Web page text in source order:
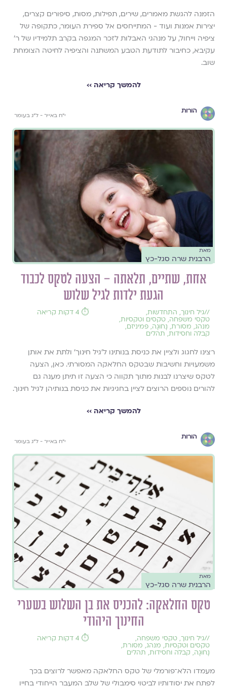
הזמנה להגשת מאמרים, שירים, תפילות, מסות, סיפורים קצרים,
יצירות אמנות ועוד - המתייחסים אל ספירת העומר, כתקופה של
ציפיה וייחול, על מנהגי האבלות לזכר המגפה בקרב תלמידיו של ר׳
עקיבא, כחיבור לתודעת הטבע המשתנה והציפיה לחיטה הצומחת
שוב.
להמשך קריאה ››
הורות
י״ח באייר - ל״ג בעומר
מאת
הרבנית שרה סגל-כץ
אחת, שתיים, תלאתה – הצעה לטקס לכבוד
הגעת ילדות לגיל שלוש
//גיל חינוך, התחדשות,
טקסי משפחה, טקסים וטקסיות,
מנהג, מסורת, נָחוּגָה, פמיניזם,
קבלה וחסידות, תהלים
⏱️ 4 דקות קריאה
רצינו לחגוג ולציין את כניסת בנותינו ל'גיל חינוך' ולתת את אותן
משמעויות וחשיבות שבטקס החלאקה המסורתי. כאן, הצעה
לטקס שיצרנו לבנות מתוך תקווה כי הצעה זו תיתן מענה גם
להורים נוספים הרוצים לציין בחגיגיות את כניסת בנותיהן לגיל חינוך.
להמשך קריאה ››
הורות
י״ח באייר - ל״ג בעומר
מאת
הרבנית שרה סגל-כץ
טקס החלאקה: להכניס את בן השלוש בשערי
החינוך היהודי
//גיל חינוך, טקסי משפחה,
טקסים וטקסיות, מנהג, מסורת,
נָחוּגָה, קבלה וחסידות, תהלים
⏱️ 4 דקות קריאה
מעמדו הלא־פורמלי של טקס החלאקה מאפשר לרוצים בכך
לפתח את יסודותיו לביטוי סימבולי של שלב המעבר הייחודי בחייו